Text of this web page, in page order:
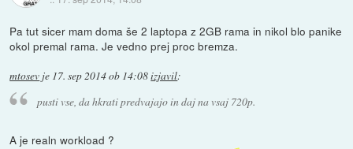
Pa tut sicer mam doma še 2 laptopa z 2GB rama in nikol blo panike
okol premal rama. Je vedno prej proc bremza.
mtosev je 17. sep 2014 ob 14:08izjavil:
pusti vse, da hkrati predvajajo in daj na vsaj 720p.
A je realn workload ?